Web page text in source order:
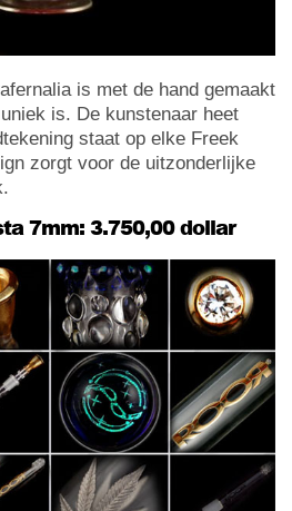
is met de hand gemaakt
is. De kunstenaar heet
staat op elke Freek
zorgt voor de uitzonderlijke
7mm: 3.750,00 dollar